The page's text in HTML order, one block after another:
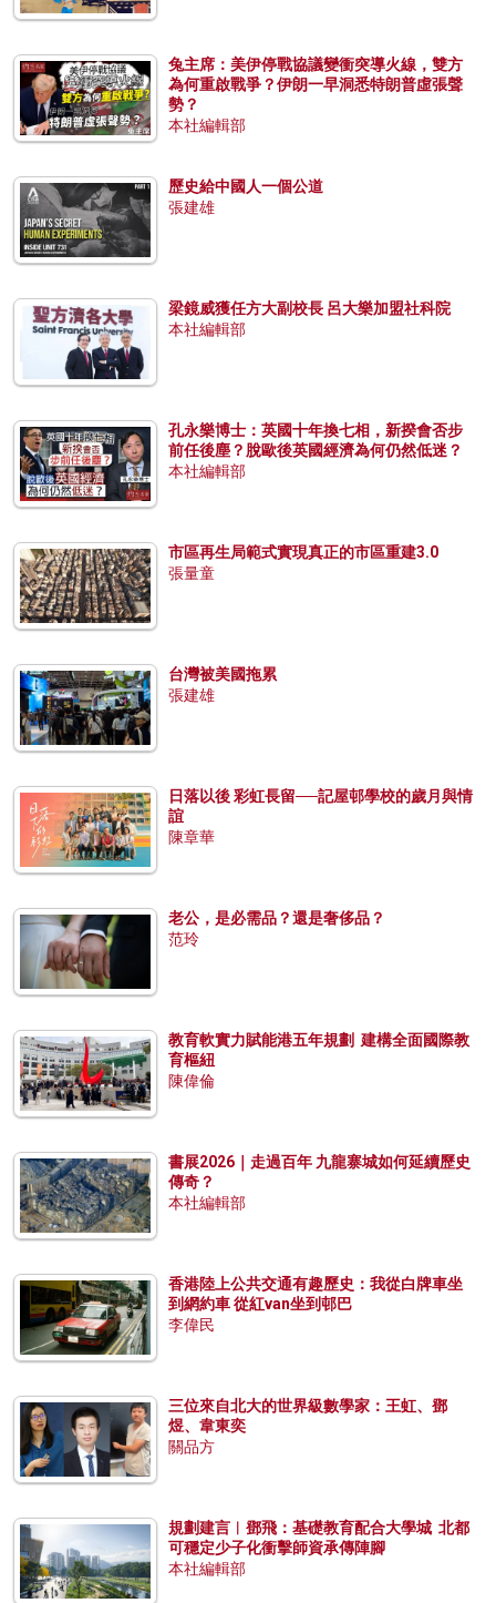
兔主席：美伊停戰協議變衝突導火線，雙方
為何重啟戰爭？伊朗一早洞悉特朗普虛張聲
勢？
本社編輯部
歷史給中國人一個公道
張建雄
梁鏡威獲任方大副校長 呂大樂加盟社科院
本社編輯部
孔永樂博士：英國十年換七相，新揆會否步
前任後塵？脫歐後英國經濟為何仍然低迷？
本社編輯部
市區再生局範式實現真正的市區重建3.0
張量童
台灣被美國拖累
張建雄
日落以後 彩虹長留──記屋邨學校的歲月與情
誼
陳章華
老公，是必需品？還是奢侈品？
范玲
教育軟實力賦能港五年規劃 建構全面國際教
育樞紐
陳偉倫
書展2026｜走過百年 九龍寨城如何延續歷史
傳奇？
本社編輯部
香港陸上公共交通有趣歷史：我從白牌車坐
到網約車 從紅van坐到邨巴
李偉民
三位來自北大的世界級數學家：王虹、鄧
煜、韋東奕
關品方
規劃建言︱鄧飛：基礎教育配合大學城 北都
可穩定少子化衝擊師資承傳陣腳
本社編輯部